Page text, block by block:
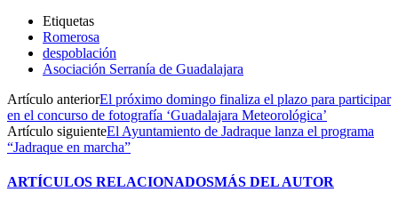
Etiquetas
Romerosa
despoblación
Asociación Serranía de Guadalajara
Artículo anteriorEl próximo domingo finaliza el plazo para participar
en el concurso de fotografía ‘Guadalajara Meteorológica’
Artículo siguienteEl Ayuntamiento de Jadraque lanza el programa
“Jadraque en marcha”
ARTÍCULOS RELACIONADOSMÁS DEL AUTOR